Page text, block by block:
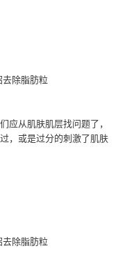
除脂肪粒
应从肌肤肌层找问题了，
，或是过分的刺激了肌肤
除脂肪粒